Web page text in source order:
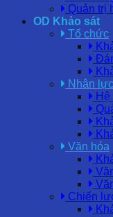
Quản trị
OD Khảo sát
Tổ chức
Nhân lực
Văn hóa
Chiến